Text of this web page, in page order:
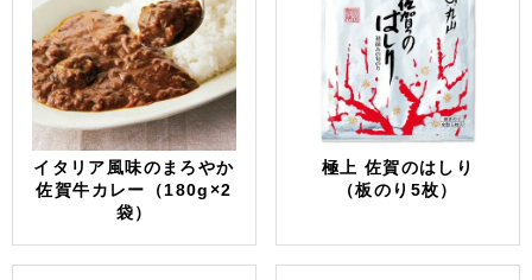
イタリア風味のまろやか
佐賀牛カレー（180g×2
袋）
極上 佐賀のはしり
（板のり5枚）